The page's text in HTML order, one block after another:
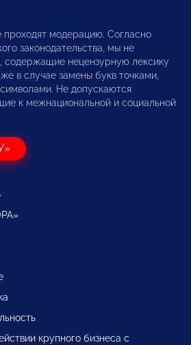
модерацию. Согласно
законодательства, мы не
содержащие нецензурную лексику
в случае замены букв точками,
Не допускаются
к межнациональной и социальной
крупного бизнеса с